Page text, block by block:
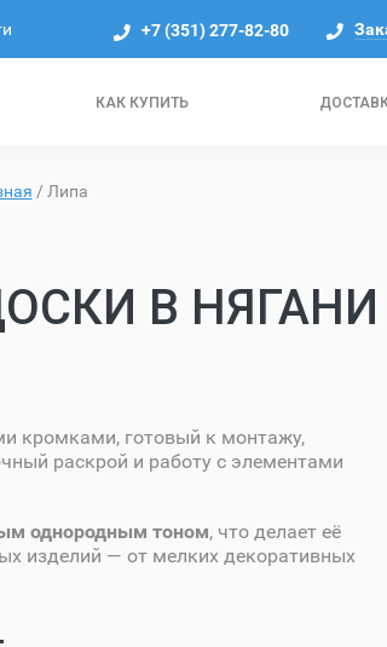
КАК КУПИТЬ
+7 (351) 277-82-80
/ Липа
В НЯГАНИ
кромками, готовый к монтажу,
раскрой и работу с элементами
однородным тоном, что делает её
изделий — от мелких декоративных